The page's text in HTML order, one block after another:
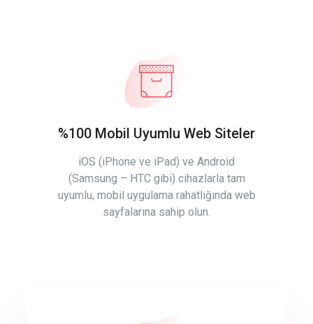
%100 Mobil Uyumlu Web Siteler
iOS (iPhone ve iPad) ve Android
(Samsung – HTC gibi) cihazlarla tam
uyumlu, mobil uygulama rahatlığında web
sayfalarına sahip olun.